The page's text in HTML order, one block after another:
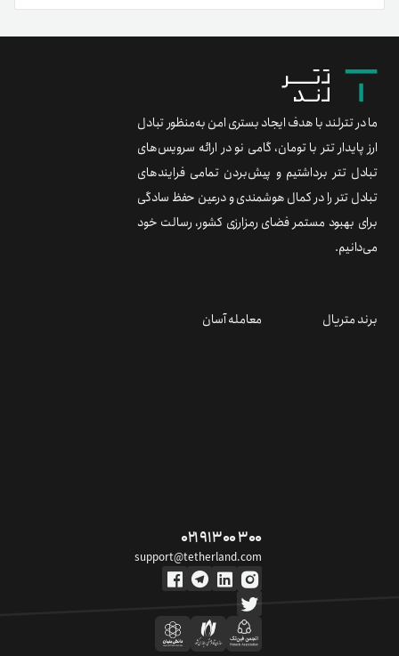
ما در تترلند با هدف ایجاد بستری امن به‌منظور تبادل
ارز پایدار تتر با تومان، گامی نو در ارائه سرویس‌های
تبادل تتر برداشتیم و پیش‌بردن تمامی فرایندهای
تبادل تتر را در کمال هوشمندی و درعین حفظ سادگی
برای بهبود مستمر فضای رمزارزی کشور، رسالت خود
می‌دانیم.
برند متریال معامله آسان
۰۲۱ ۹۱ ۳۰۰ ۳۰۰
support@tetherland.com